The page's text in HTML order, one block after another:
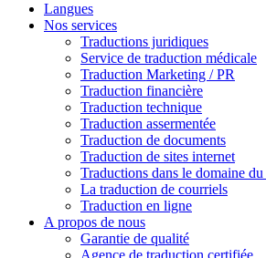
Langues
Nos services
Traductions juridiques
Service de traduction médicale
Traduction Marketing / PR
Traduction financière
Traduction technique
Traduction assermentée
Traduction de documents
Traduction de sites internet
Traductions dans le domaine
La traduction de courriels
Traduction en ligne
A propos de nous
Garantie de qualité
Agence de traduction certifiée